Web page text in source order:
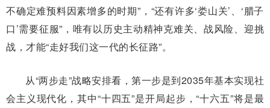
不确定难预料因素增多的时期”，“还有许多‘娄山关’、‘腊子
口’需要征服”，唯有以历史主动精神克难关、战风险、迎挑
战，才能“走好我们这一代的长征路”。
从“两步走”战略安排看，第一步是到2035年基本实现社
会主义现代化，其中“十四五”是开局起步，“十六五”将是最